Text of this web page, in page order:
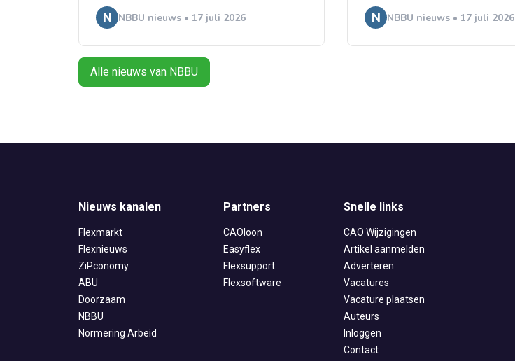
NBBU nieuws • 17 juli 2026 NBBU nieuws • 17 juli 2026
Alle nieuws van NBBU
Nieuws kanalen
Flexmarkt
Flexnieuws
ZiPconomy
ABU
Doorzaam
NBBU
Normering Arbeid
Partners
CAOloon
Easyflex
Flexsupport
Flexsoftware
Snelle links
CAO Wijzigingen
Artikel aanmelden
Adverteren
Vacatures
Vacature plaatsen
Auteurs
Inloggen
Contact